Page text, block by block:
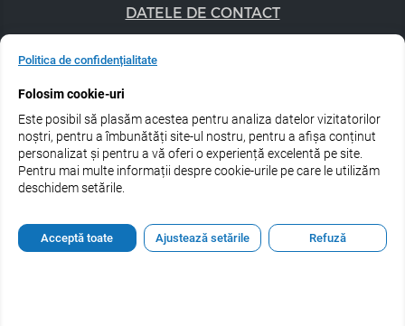
DATELE DE CONTACT
+40 747 056 359
Urmărește-ne pe rețele de socializare:
Politica de confidențialitate
Folosim cookie-uri
Este posibil să plasăm acestea pentru analiza datelor vizitatorilor
noștri, pentru a îmbunătăți site-ul nostru, pentru a afișa conținut
personalizat și pentru a vă oferi o experiență excelentă pe site.
Pentru mai multe informații despre cookie-urile pe care le utilizăm
deschidem setările.
Acceptă toate Ajustează setările Refuză